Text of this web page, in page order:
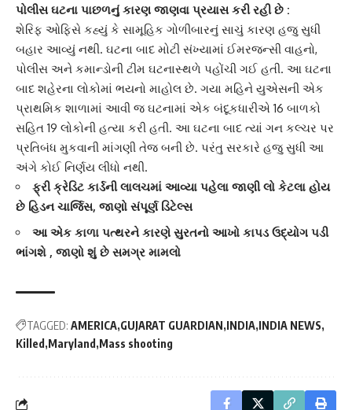
પોલીસ ઘટના પાછળનું કારણ જાણવા પ્રયાસ કરી રહી છે :
શેરિફ ઓફિસે કહ્યું કે સામૂહિક ગોળીબારનું સાચું કારણ હજુ સુધી
બહાર આવ્યું નથી. ઘટના બાદ મોટી સંખ્યામાં ઈમરજન્સી વાહનો,
પોલીસ અને કમાન્ડોની ટીમ ઘટનાસ્થળે પહોંચી ગઈ હતી. આ ઘટના
બાદ શહેરના લોકોમાં ભયનો માહોલ છે. ગયા મહિને યુએસની એક
પ્રાથમિક શાળામાં આવી જ ઘટનામાં એક બંદૂકધારીએ 16 બાળકો
સહિત 19 લોકોની હત્યા કરી હતી. આ ઘટના બાદ ત્યાં ગન કલ્ચર પર
પ્રતિબંધ મુકવાની માંગણી તેજ બની છે. પરંતુ સરકારે હજુ સુધી આ
અંગે કોઈ નિર્ણય લીધો નથી.
ફ્રી ક્રેડિટ કાર્ડની લાલચમાં આવ્યા પહેલા જાણી લો કેટલા હોય
છે હિડન ચાર્જિસ, જાણો સંપૂર્ણ ડિટેલ્સ
આ એક કાળા પત્થરને કારણે સુરતનો આખો કાપડ ઉદ્યોગ પડી
ભાંગશે , જાણો શું છે સમગ્ર મામલો
TAGGED: AMERICA GUJARAT GUARDIAN INDIA INDIA NEWS
Killed Maryland Mass shooting